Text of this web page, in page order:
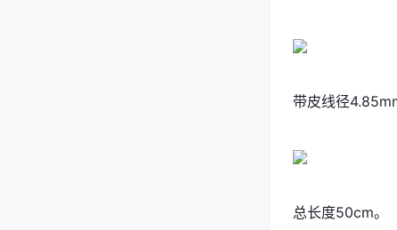
带皮线径
总长度50cm。